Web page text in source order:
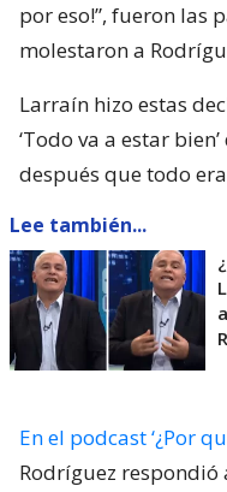
por eso!”, fueron las
molestaron a
Larraín hizo estas
‘Todo va a estar
después que todo
Lee también...
En el podcast ‘¿Por
Rodríguez